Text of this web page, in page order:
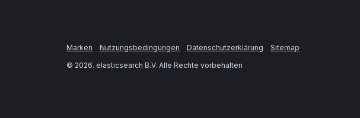
Marken Nutzungsbedingungen Datenschutzerklärung
Sitemap
© 2026. elasticsearch B.V. Alle Rechte vorbehalten